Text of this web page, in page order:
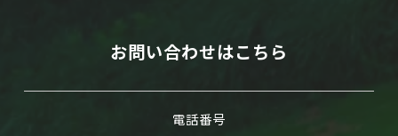
お問い合わせはこちら
電話番号